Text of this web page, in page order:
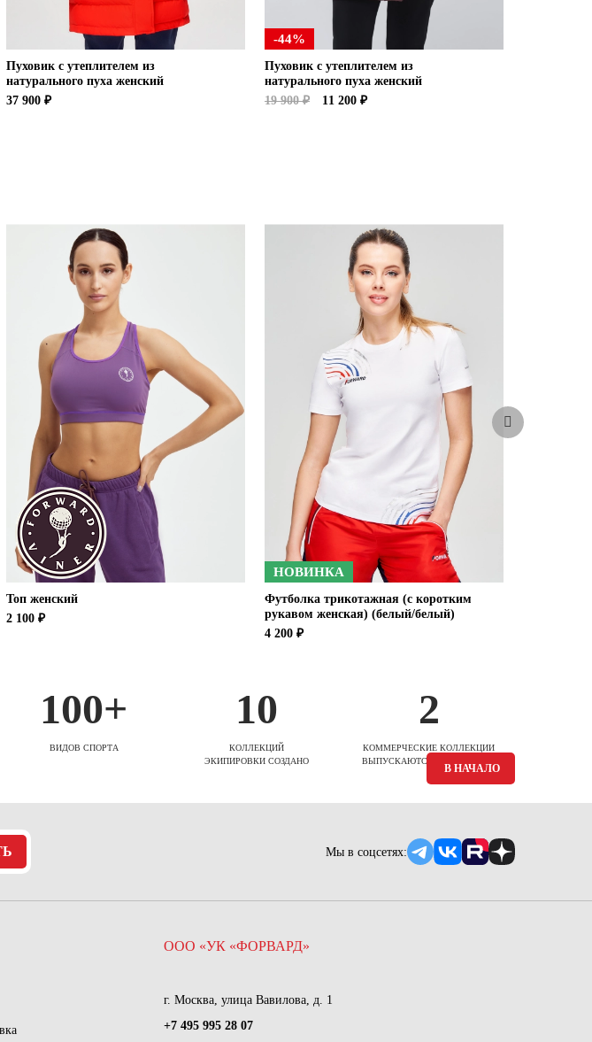
Пуховик с утеплителем из
натурального пуха женский
37 900 ₽
-44%
Пуховик с утеплителем из
натурального пуха женский
19 900 ₽
11 200 ₽
Топ женский
2 100 ₽
НОВИНКА
Футболка трикотажная (с коротким
рукавом женская) (белый/белый)
4 200 ₽
100+
ВИДОВ СПОРТА
10
КОЛЛЕКЦИЙ
ЭКИПИРОВКИ СОЗДАНО
2
КОММЕРЧЕСКИЕ КОЛЛЕКЦИИ
ВЫПУСКАЮТСЯ ЕЖЕСЕЗОННО
В НАЧАЛО
Мы в соцсетях:
ООО «УК «ФОРВАРД»
г. Москва, улица Вавилова, д. 1
+7 495 995 28 07